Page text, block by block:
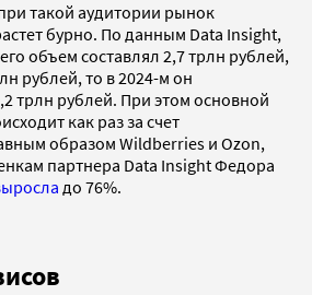
такой аудитории рынок
бурно. По данным Data Insight,
объем составлял 2,7 трлн рублей,
рублей, то в 2024-м он
трлн рублей. При этом основной
как раз за счет
образом Wildberries и Ozon,
партнера Data Insight Федора
до 76%.